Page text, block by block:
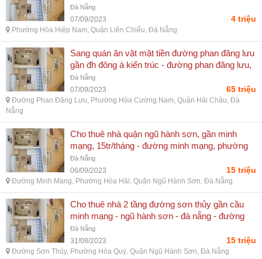
Đà Nẵng
07/09/2023 4 triệu
Phường Hòa Hiệp Nam, Quận Liên Chiểu, Đà Nẵng
Sang quán ăn vặt mặt tiền đường phan đăng lưu
gần đh đông á kiến trúc - đường phan đăng lưu,
phường hòa cường nam, quận hải châu, đà
nẵng
Đà Nẵng
07/09/2023 65 triệu
Đường Phan Đăng Lưu, Phường Hòa Cường Nam, Quận Hải Châu, Đà
Nẵng
Cho thuê nhà quận ngũ hành sơn, gần minh
mạng, 15tr/tháng - đường minh mạng, phường
hòa hải, quận ngũ hành sơn, đà nẵng
Đà Nẵng
06/09/2023 15 triệu
Đường Minh Mạng, Phường Hòa Hải, Quận Ngũ Hành Sơn, Đà Nẵng
Cho thuê nhà 2 tầng đường sơn thủy gần cầu
minh mạng - ngũ hành sơn - đà nẵng - đường
sơn thủy, phường hòa quý, quận ngũ hành sơn,
đà nẵng
Đà Nẵng
31/08/2023 15 triệu
Đường Sơn Thủy, Phường Hòa Quý, Quận Ngũ Hành Sơn, Đà Nẵng